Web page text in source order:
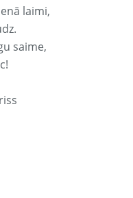
laimi,
saime,